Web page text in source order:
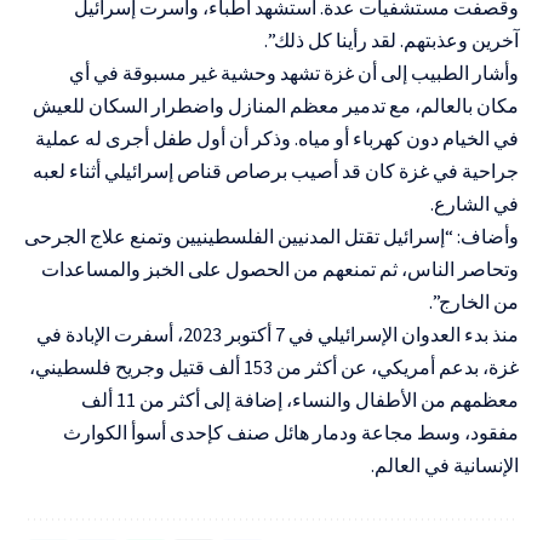
وقصفت مستشفيات عدة. استشهد أطباء، وأسرت إسرائيل
آخرين وعذبتهم. لقد رأينا كل ذلك”.
وأشار الطبيب إلى أن غزة تشهد وحشية غير مسبوقة في أي
مكان بالعالم، مع تدمير معظم المنازل واضطرار السكان للعيش
في الخيام دون كهرباء أو مياه. وذكر أن أول طفل أجرى له عملية
جراحية في غزة كان قد أصيب برصاص قناص إسرائيلي أثناء لعبه
في الشارع.
وأضاف: “إسرائيل تقتل المدنيين الفلسطينيين وتمنع علاج الجرحى
وتحاصر الناس، ثم تمنعهم من الحصول على الخبز والمساعدات
من الخارج”.
منذ بدء العدوان الإسرائيلي في 7 أكتوبر 2023، أسفرت الإبادة في
غزة، بدعم أمريكي، عن أكثر من 153 ألف قتيل وجريح فلسطيني،
معظمهم من الأطفال والنساء، إضافة إلى أكثر من 11 ألف
مفقود، وسط مجاعة ودمار هائل صنف كإحدى أسوأ الكوارث
الإنسانية في العالم.